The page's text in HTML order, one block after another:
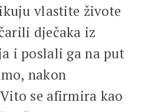
vlastite živote
dječaka iz
i poslali ga na put
nakon
se afirmira kao